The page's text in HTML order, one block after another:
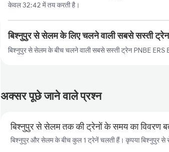
केवल 32:42 में तय करती है।
बिश्नुपुर से सेलम के लिए चलने वाली सबसे सस्ती ट्रेन
बिश्नुपुर से सेलम के बीच चलने वाली सबसे सस्ती ट्रेन PNBE
अक्सर पूछे जाने वाले प्रश्न
बिश्नुपुर से सेलम तक की ट्रेनों के समय का विवरण
बिश्नुपुर और सेलम के बीच कुल 1 ट्रेनें चलती हैं। कृपया बिश्नुपुर